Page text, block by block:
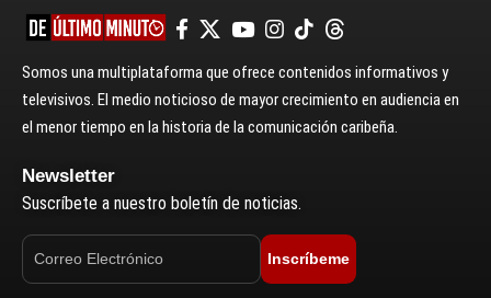
Somos una multiplataforma que ofrece contenidos informativos y
televisivos. El medio noticioso de mayor crecimiento en audiencia en
el menor tiempo en la historia de la comunicación caribeña.
Newsletter
Suscríbete a nuestro boletín de noticias.
Inscríbeme